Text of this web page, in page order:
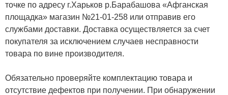
точке по адресу г.Харьков р.Барабашова «Афганская
площадка» магазин №21-01-258 или отправив его
службами доставки. Доставка осуществляется за счет
покупателя за исключением случаев несправности
товара по вине производителя.
Обязательно проверяйте комплектацию товара и
отсутствие дефектов при получении. При обнаружении